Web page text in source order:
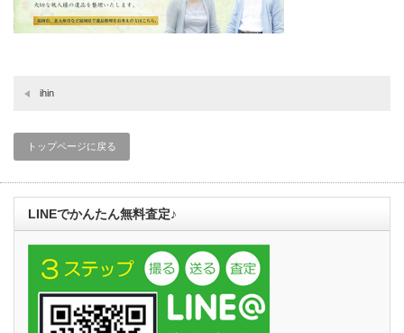
ihin
トップページに戻る
LINEでかんたん無料査定♪